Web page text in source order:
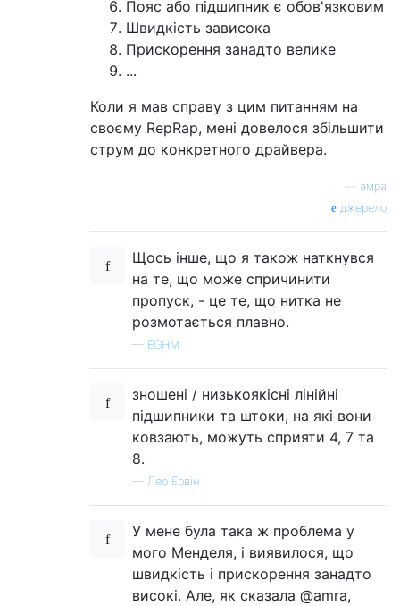
Пояс або підшипник є обов'язковим
Швидкість зависока
Прискорення занадто велике
...
Коли я мав справу з цим питанням на
своєму RepRap, мені довелося збільшити
струм до конкретного драйвера.
амра
джерело
Щось інше, що я також наткнувся
на те, що може спричинити
пропуск, - це те, що нитка не
розмотається плавно.
— EGHM
зношені / низькоякісні лінійні
підшипники та штоки, на які вони
ковзають, можуть сприяти 4, 7 та
8.
— Лео Ервін
У мене була така ж проблема у
мого Менделя, і виявилося, що
швидкість і прискорення занадто
високі. Але, як сказала @amra,